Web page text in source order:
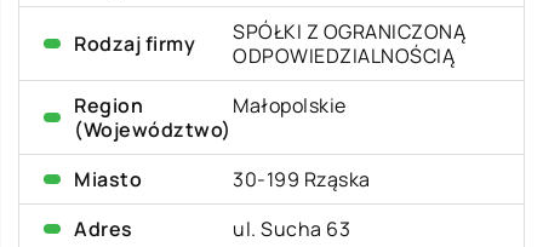
Rodzaj firmy
SPÓŁKI Z OGRANICZONĄ
ODPOWIEDZIALNOŚCIĄ
Region
(Województwo)
Małopolskie
Miasto
30-199 Rząska
Adres
ul. Sucha 63